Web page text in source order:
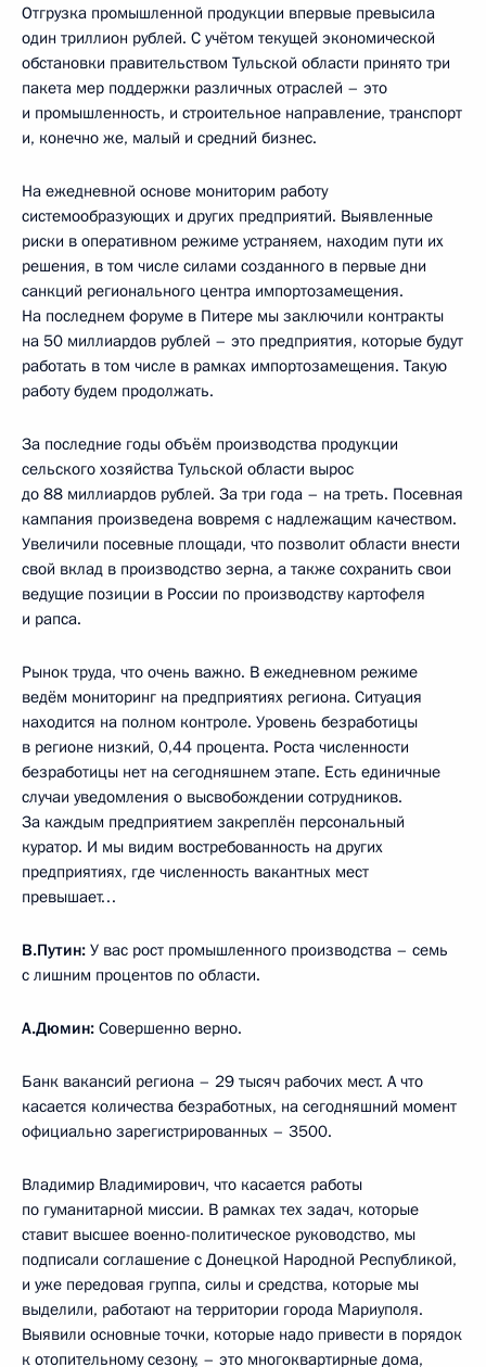
Отгрузка промышленной продукции впервые превысила
один триллион рублей. С учётом текущей экономической
обстановки правительством Тульской области принято три
пакета мер поддержки различных отраслей – это
и промышленность, и строительное направление, транспорт
и, конечно же, малый и средний бизнес.
На ежедневной основе мониторим работу
системообразующих и других предприятий. Выявленные
риски в оперативном режиме устраняем, находим пути их
решения, в том числе силами созданного в первые дни
санкций регионального центра импортозамещения.
На последнем форуме в Питере мы заключили контракты
на 50 миллиардов рублей – это предприятия, которые будут
работать в том числе в рамках импортозамещения. Такую
работу будем продолжать.
За последние годы объём производства продукции
сельского хозяйства Тульской области вырос
до 88 миллиардов рублей. За три года – на треть. Посевная
кампания произведена вовремя с надлежащим качеством.
Увеличили посевные площади, что позволит области внести
свой вклад в производство зерна, а также сохранить свои
ведущие позиции в России по производству картофеля
и рапса.
Рынок труда, что очень важно. В ежедневном режиме
ведём мониторинг на предприятиях региона. Ситуация
находится на полном контроле. Уровень безработицы
в регионе низкий, 0,44 процента. Роста численности
безработицы нет на сегодняшнем этапе. Есть единичные
случаи уведомления о высвобождении сотрудников.
За каждым предприятием закреплён персональный
куратор. И мы видим востребованность на других
предприятиях, где численность вакантных мест
превышает…
В.Путин: У вас рост промышленного производства – семь
с лишним процентов по области.
А.Дюмин: Совершенно верно.
Банк вакансий региона – 29 тысяч рабочих мест. А что
касается количества безработных, на сегодняшний момент
официально зарегистрированных – 3500.
Владимир Владимирович, что касается работы
по гуманитарной миссии. В рамках тех задач, которые
ставит высшее военно-политическое руководство, мы
подписали соглашение с Донецкой Народной Республикой,
и уже передовая группа, силы и средства, которые мы
выделили, работают на территории города Мариуполя.
Выявили основные точки, которые надо привести в порядок
к отопительному сезону, – это многоквартирные дома,